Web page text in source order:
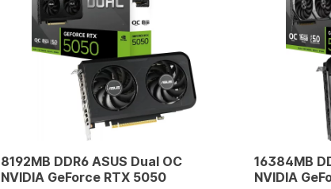
8192MB DDR6 ASUS Dual OC
NVIDIA GeForce RTX 5050
16384MB
NVIDIA